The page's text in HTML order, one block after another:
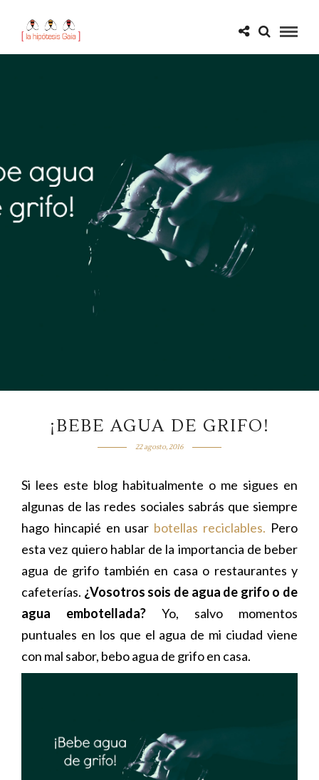
¡BEBE AGUA DE GRIFO!
22 agosto, 2016
Si lees este blog habitualmente o me sigues en
algunas de las redes sociales sabrás que siempre
hago hincapié en usar botellas reciclables. Pero
esta vez quiero hablar de la importancia de beber
agua de grifo también en casa o restaurantes y
cafeterías. ¿Vosotros sois de agua de grifo o de
agua embotellada? Yo, salvo momentos
puntuales en los que el agua de mi ciudad viene
con mal sabor, bebo agua de grifo en casa.